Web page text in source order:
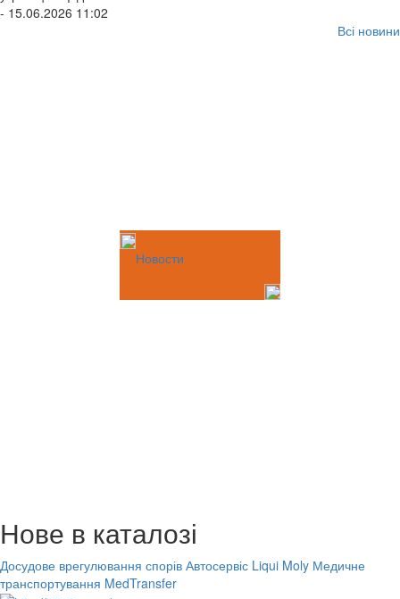
- 15.06.2026 11:02
Всі новини
Новости
Нове в каталозі
Досудове врегулювання спорів Автосервіс Liqui Moly Медичне
транспортування MedTransfer